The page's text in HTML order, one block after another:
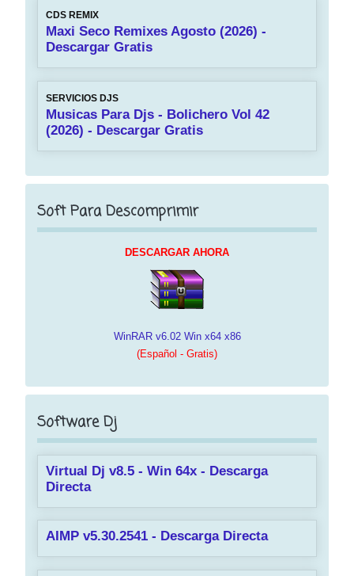
CDS REMIX
Maxi Seco Remixes Agosto (2026) -
Descargar Gratis
SERVICIOS DJS
Musicas Para Djs - Bolichero Vol 42
(2026) - Descargar Gratis
Soft Para Descomprimir
DESCARGAR AHORA
WinRAR v6.02 Win x64 x86
(Español - Gratis)
Software Dj
Virtual Dj v8.5 - Win 64x - Descarga
Directa
AIMP v5.30.2541 - Descarga Directa